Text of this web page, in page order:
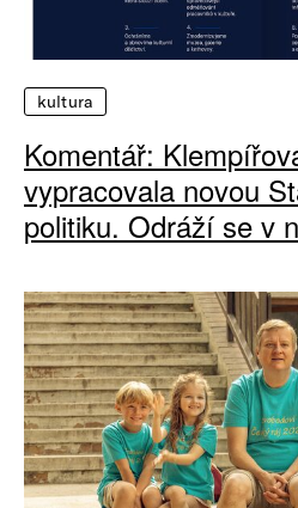
kultura
Komentář:
vypracovala novou
politiku. Odráží se v